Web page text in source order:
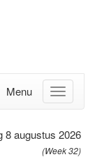
Menu
8 augustus 2026
(Week 32)